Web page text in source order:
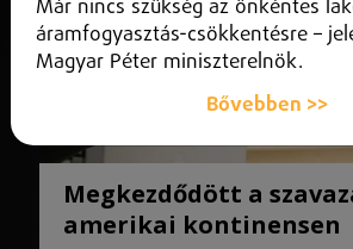
Megkezdődött a
amerikai kontinensen
Már nincs szükség az önkéntes
áramfogyasztás-csökkentésre –
Magyar Péter miniszterelnök.
Bővebben >>